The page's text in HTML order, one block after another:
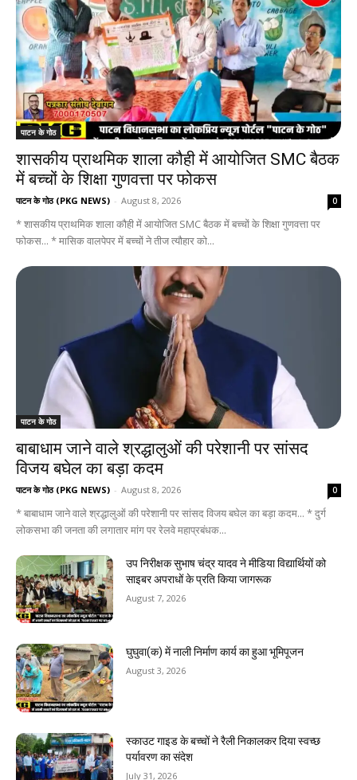
पाटन के गोठ
शासकीय प्राथमिक शाला कौही में आयोजित SMC बैठक
में बच्चों के शिक्षा गुणवत्ता पर फोकस
पाटन के गोठ (PKG NEWS) - August 8, 2026 0
* शासकीय प्राथमिक शाला कौही में आयोजित SMC बैठक में बच्चों के शिक्षा गुणवत्ता पर
फोकस... * मासिक वालपेपर में बच्चों ने तीज त्यौहार को...
पाटन के गोठ
बाबाधाम जाने वाले श्रद्धालुओं की परेशानी पर सांसद
विजय बघेल का बड़ा कदम
पाटन के गोठ (PKG NEWS) - August 8, 2026 0
* बाबाधाम जाने वाले श्रद्धालुओं की परेशानी पर सांसद विजय बघेल का बड़ा कदम... * दुर्ग
लोकसभा की जनता की लगातार मांग पर रेलवे महाप्रबंधक...
उप निरीक्षक सुभाष चंद्र यादव ने मीडिया विद्यार्थियों को
साइबर अपराधों के प्रति किया जागरूक
August 7, 2026
घुघुवा(क) में नाली निर्माण कार्य का हुआ भूमिपूजन
August 3, 2026
स्काउट गाइड के बच्चों ने रैली निकालकर दिया स्वच्छ
पर्यावरण का संदेश
July 31, 2026